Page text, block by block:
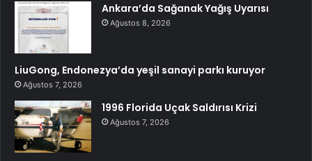
Ankara’da Sağanak Yağış Uyarısı
Ağustos 8, 2026
LiuGong, Endonezya’da yeşil sanayi parkı kuruyor
Ağustos 7, 2026
1996 Florida Uçak Saldırısı Krizi
Ağustos 7, 2026